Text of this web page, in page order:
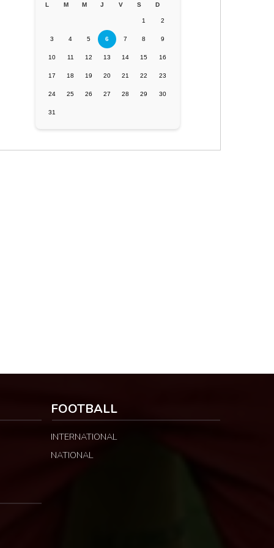
L M M J V S D
1 2
3 4 5 6 7 8 9
10 11 12 13 14 15 16
17 18 19 20 21 22 23
24 25 26 27 28 29 30
31
FOOTBALL
INTERNATIONAL
NATIONAL